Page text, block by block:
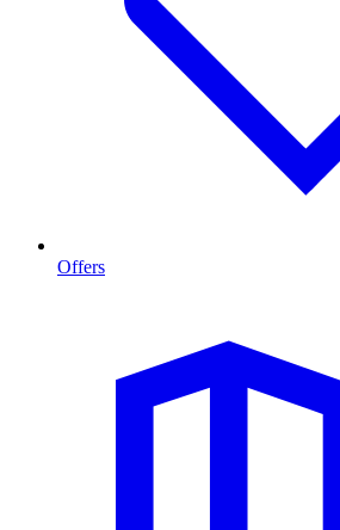
Offers